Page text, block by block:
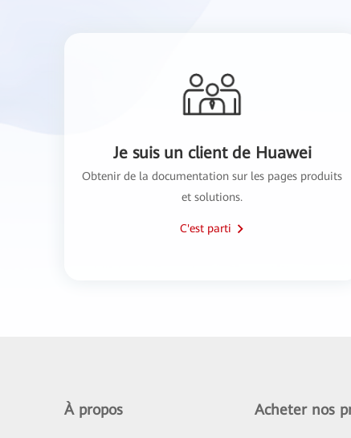
Je suis un client de Huawei
Obtenir de la documentation sur les pages produits
et solutions.
C'est parti
À propos Acheter nos